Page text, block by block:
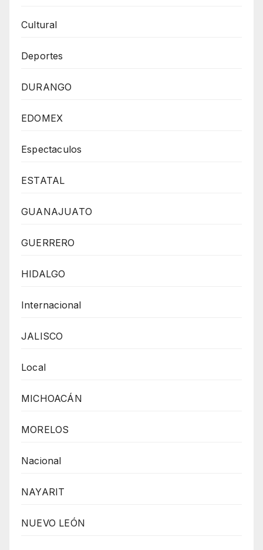
Cultural
Deportes
DURANGO
EDOMEX
Espectaculos
ESTATAL
GUANAJUATO
GUERRERO
HIDALGO
Internacional
JALISCO
Local
MICHOACÁN
MORELOS
Nacional
NAYARIT
NUEVO LEÓN